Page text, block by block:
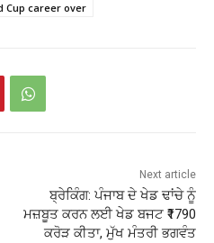
Cup career over
Next article
ਬ੍ਰੇਕਿੰਗ: ਪੰਜਾਬ ਦੇ ਖੇਡ ਢਾਂਚੇ ਨੂੰ
ਮਜ਼ਬੂਤ ਕਰਨ ਲਈ ਖੇਡ ਬਜਟ ₹1790
ਕਰੋੜ ਕੀਤਾ, ਮੁੱਖ ਮੰਤਰੀ ਭਗਵੰਤ